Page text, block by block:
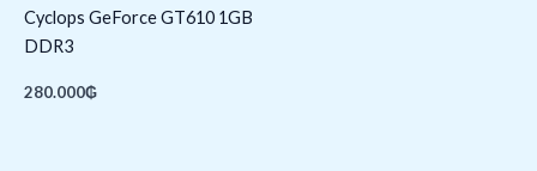
Cyclops GeForce GT610 1GB
DDR3
280.000₲